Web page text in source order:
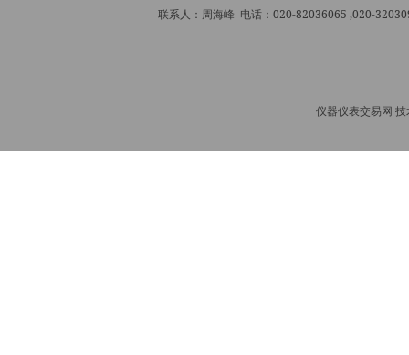
联系人：周海峰 电话：020-82036065 ,020-
仪器仪表交易网